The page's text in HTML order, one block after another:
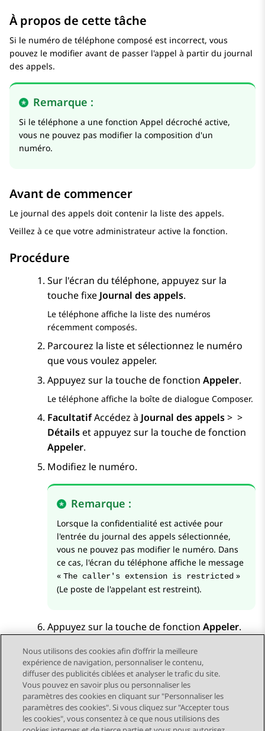
À propos de cette tâche
Si le numéro de téléphone composé est incorrect, vous
pouvez le modifier avant de passer l'appel à partir du journal
des appels.
Remarque :
Si le téléphone a une fonction Appel décroché active,
vous ne pouvez pas modifier la composition d'un
numéro.
Avant de commencer
Le journal des appels doit contenir la liste des appels.
Veillez à ce que votre administrateur active la fonction.
Procédure
Sur l'écran du téléphone, appuyez sur la
touche fixe Journal des appels.
Le téléphone affiche la liste des numéros
récemment composés.
Parcourez la liste et sélectionnez le numéro
que vous voulez appeler.
Appuyez sur la touche de fonction Appeler.
Le téléphone affiche la boîte de dialogue Composer.
FacultatifAccédez à Journal des appels> >
Détailset appuyez sur la touche de fonction
Appeler.
Modifiez le numéro.
Remarque :
Lorsque la confidentialité est activée pour
l'entrée du journal des appels sélectionnée,
vous ne pouvez pas modifier le numéro. Dans
ce cas, l'écran du téléphone affiche le message
« The caller's extension is restricted »
(Le poste de l'appelant est restreint).
Appuyez sur la touche de fonction Appeler.
Send Feedback
Nous utilisons des cookies afin d’offrir la meilleure
expérience de navigation, personnaliser le contenu,
diffuser des publicités ciblées et analyser le trafic du site.
Vous pouvez en savoir plus ou personnaliser les
paramètres des cookies en cliquant sur "Personnaliser les
paramètres des cookies". Si vous cliquez sur "Accepter tous
les cookies", vous consentez à ce que nous utilisions des